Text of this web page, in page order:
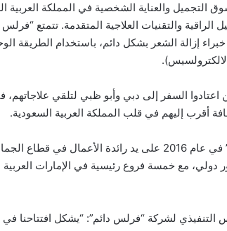
التجميل والعناية الشخصية في المملكة العربية
والتقنيات العلاجية المتقدمة. تتمتع
إزالة الشعر بشكل دائم، باستخدام الطريقة
اعتادوا السفر إلى دبي وأبو ظبي لتلقي
أقرب إليهم في قلب المملكة العربية السعودية.
تأسست العلامة التجارية “فرلس دائم” في عام 2016 على يد
مع خمسة فروع رئيسية في الإمارات العربية
التنفيذي لشركة “فرلس دائم”: “يشكل افتتاحنا